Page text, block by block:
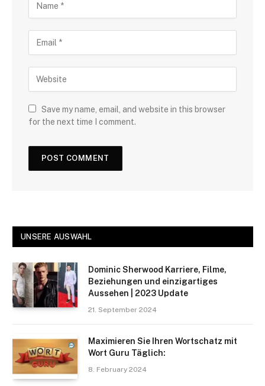
Save my name, email, and website in this browser
for the next time I comment.
UNSERE AUSWAHL
Dominic Sherwood Karriere, Filme,
Beziehungen und einzigartiges
Aussehen | 2023 Update
21. September 2024
Maximieren Sie Ihren Wortschatz mit
Wort Guru Täglich:
8. February 2024